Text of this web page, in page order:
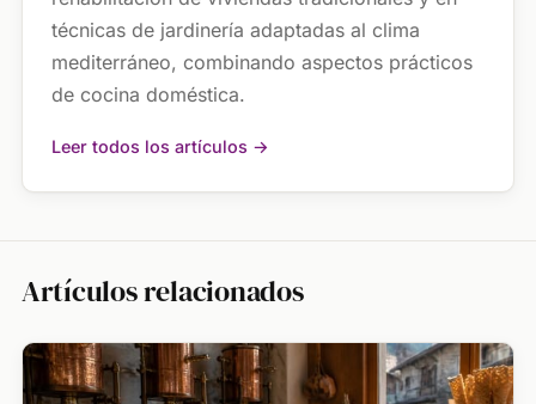
técnicas de jardinería adaptadas al clima
mediterráneo, combinando aspectos prácticos
de cocina doméstica.
Leer todos los artículos →
Artículos relacionados